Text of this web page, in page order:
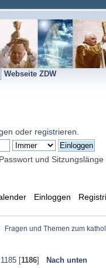
Webseite ZDW
oder registrieren
und Sitzungslänge
Einloggen
Fragen und Themen zum
1185[1186] Nach unten